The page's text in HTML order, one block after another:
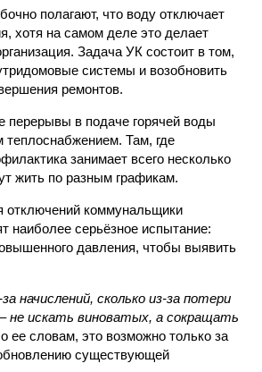
полагают, что воду отключает
хотя на самом деле это делает
Задача УК состоит в том,
системы и возобновить
ремонтов.
перерывы в подаче горячей воды
Там, где
занимает всего несколько
жить по разным графикам.
отключений коммунальщики
наиболее серьёзное испытание:
давления, чтобы выявить
начислений, сколько из-за потери
не искать виноватых, а сокращать
ее словам, это возможно только за
существующей